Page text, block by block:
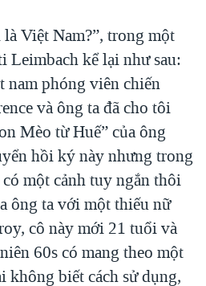
Việt Nam?”, trong một
Leimbach kể lại như sau:
nam phóng viên chiến
và ông ta đã cho tôi
Mèo từ Huế” của ông
hồi ký này nhưng trong
một cảnh tuy ngắn thôi
ông ta với một thiếu nữ
cô này mới 21 tuổi và
60s có mang theo một
không biết cách sử dụng,